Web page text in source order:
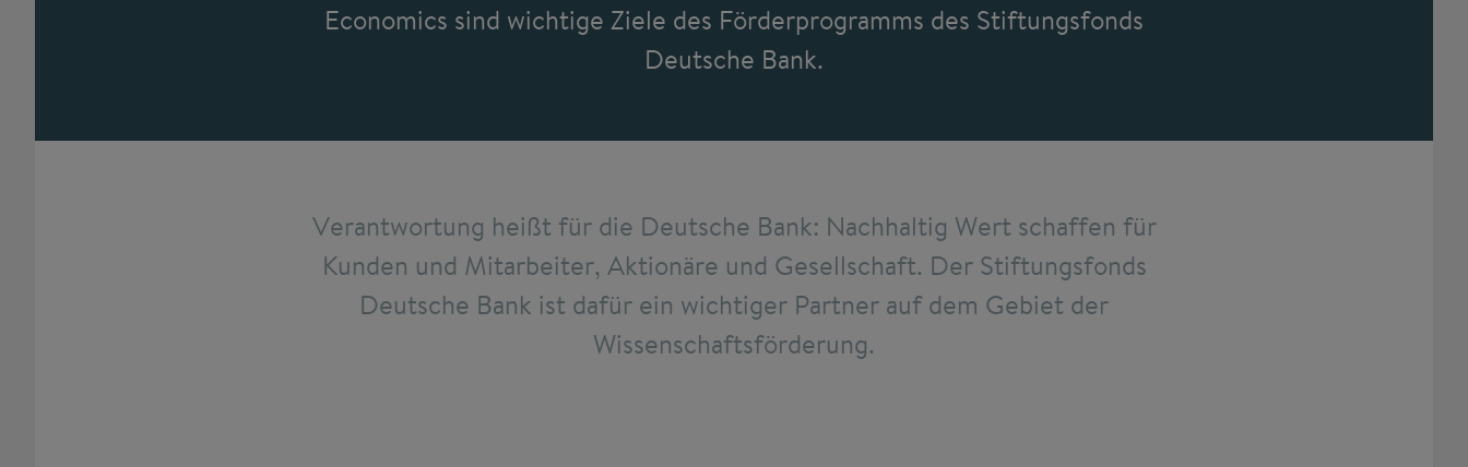
Economics sind wichtige Ziele des Förderprogramms des Stiftungsfonds
Deutsche Bank.
Verantwortung heißt für die Deutsche Bank: Nachhaltig Wert schaffen für
Kunden und Mitarbeiter, Aktionäre und Gesellschaft. Der Stiftungsfonds
Deutsche Bank ist dafür ein wichtiger Partner auf dem Gebiet der
Wissenschaftsförderung.